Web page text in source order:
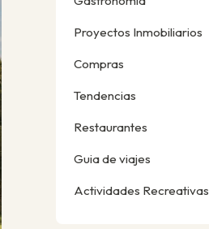
Proyectos Inmobiliarios
Compras
Tendencias
Restaurantes
Guia de viajes
Actividades Recreativas